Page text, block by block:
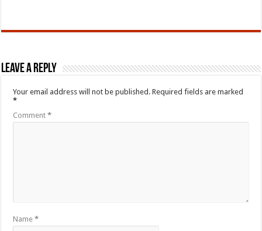
Leave a Reply
Your email address will not be published. Required fields are marked
*
Comment*
Name*